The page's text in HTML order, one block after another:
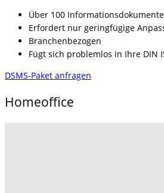
Über 100
Erfordert nur geringfügige
Branchenbezogen
Fügt sich problemlos in Ihre DIN
DSMS-Paket anfragen
Homeoffice